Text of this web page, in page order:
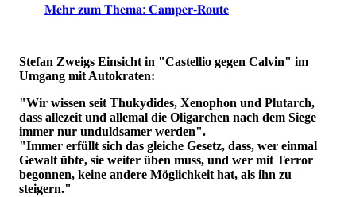
𝐌𝐞𝐡𝐫 𝐳𝐮𝐦 𝐓𝐡𝐞𝐦𝐚: 𝐂𝐚𝐦𝐩𝐞𝐫-𝐑𝐨𝐮𝐭𝐞
Stefan Zweigs Einsicht in "Castellio gegen Calvin" im
Umgang mit Autokraten:
"Wir wissen seit Thukydides, Xenophon und Plutarch,
dass allezeit und allemal die Oligarchen nach dem Siege
immer nur unduldsamer werden".
"Immer erfüllt sich das gleiche Gesetz, dass, wer einmal
Gewalt übte, sie weiter üben muss, und wer mit Terror
begonnen, keine andere Möglichkeit hat, als ihn zu
steigern."